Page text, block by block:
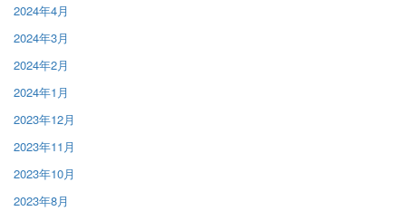
2024年4月
2024年3月
2024年2月
2024年1月
2023年12月
2023年11月
2023年10月
2023年8月